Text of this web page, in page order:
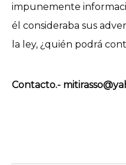
impunemente
él consideraba sus
la ley, ¿quién podrá
Contacto.-